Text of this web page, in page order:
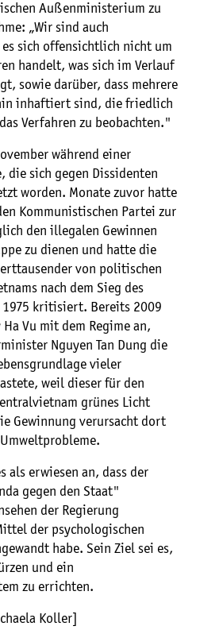
Außenministerium zu
„Wir sind auch
sich offensichtlich nicht um
handelt, was sich im Verlauf
sowie darüber, dass mehrere
inhaftiert sind, die friedlich
Verfahren zu beobachten."
während einer
die sich gegen Dissidenten
worden. Monate zuvor hatte
Kommunistischen Partei zur
den illegalen Gewinnen
zu dienen und hatte die
von politischen
nach dem Sieg des
1975 kritisiert. Bereits 2009
Vu mit dem Regime an,
Nguyen Tan Dung die
vieler
weil dieser für den
grünes Licht
Gewinnung verursacht dort
als erwiesen an, dass der
gegen den Staat"
der Regierung
der psychologischen
habe. Sein Ziel sei es,
und ein
zu errichten.
Koller]